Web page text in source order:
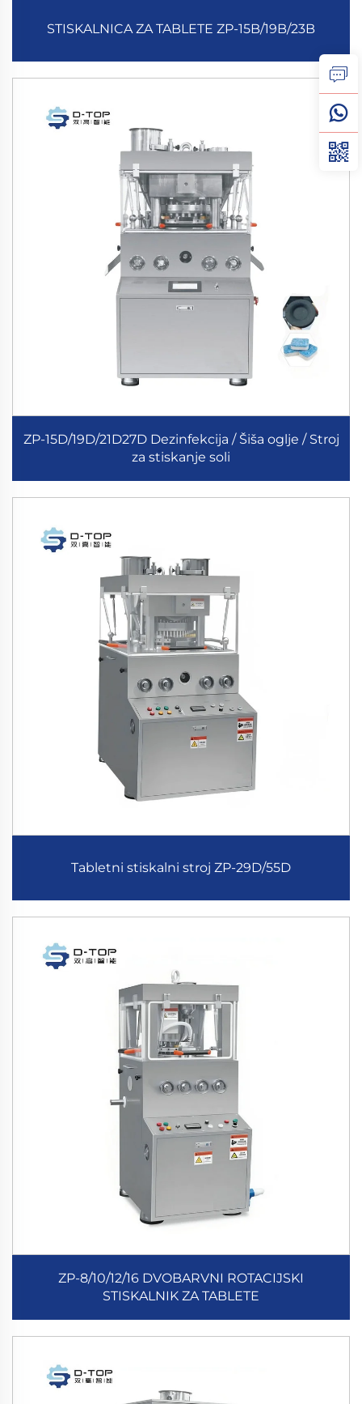
STISKALNICA ZA TABLETE ZP-15B/19B/23B
ZP-15D/19D/21D27D Dezinfekcija / Šiša oglje / Stroj
za stiskanje soli
Tabletni stiskalni stroj ZP-29D/55D
ZP-8/10/12/16 DVOBARVNI ROTACIJSKI
STISKALNIK ZA TABLETE